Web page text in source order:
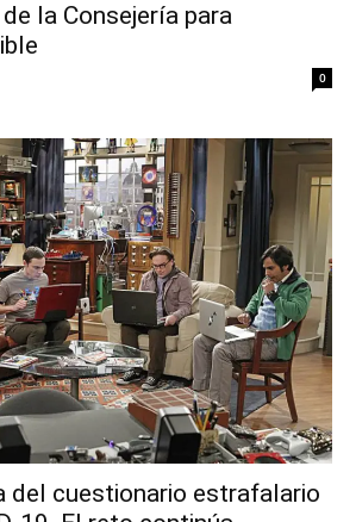
la Consejería para
0
del cuestionario estrafalario